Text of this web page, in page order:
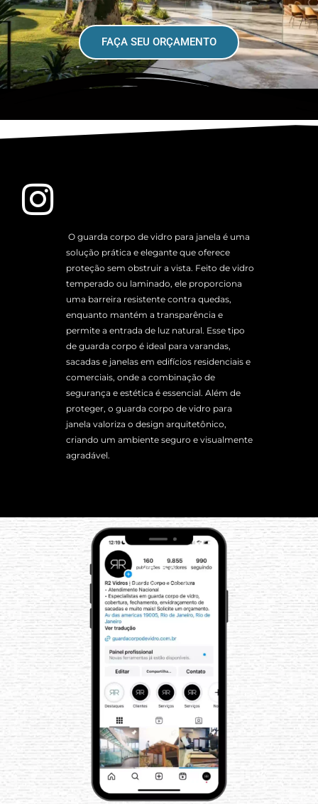
FAÇA SEU ORÇAMENTO
O guarda corpo de vidro para janela é uma
solução prática e elegante que oferece
proteção sem obstruir a vista. Feito de vidro
temperado ou laminado, ele proporciona
uma barreira resistente contra quedas,
enquanto mantém a transparência e
permite a entrada de luz natural. Esse tipo
de guarda corpo é ideal para varandas,
sacadas e janelas em edifícios residenciais e
comerciais, onde a combinação de
segurança e estética é essencial. Além de
proteger, o guarda corpo de vidro para
janela valoriza o design arquitetônico,
criando um ambiente seguro e visualmente
agradável.